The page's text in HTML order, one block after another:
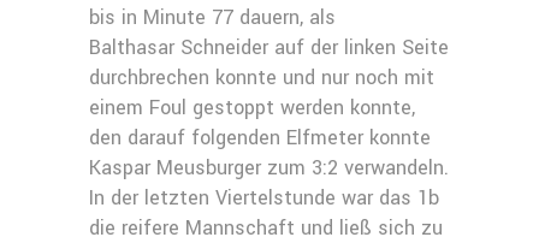
bis in Minute 77 dauern, als
Balthasar Schneider auf der linken Seite
durchbrechen konnte und nur noch mit
einem Foul gestoppt werden konnte,
den darauf folgenden Elfmeter konnte
Kaspar Meusburger zum 3:2 verwandeln.
In der letzten Viertelstunde war das 1b
die reifere Mannschaft und ließ sich zu